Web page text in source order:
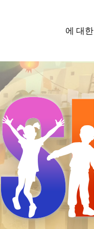
에 대한